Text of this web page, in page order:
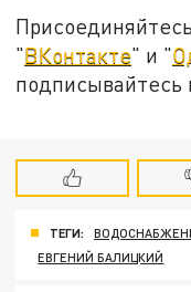
"ВКонтакте" и "
подписывайтесь
ТЕГИ:
ЕВГЕНИЙ БАЛИЦКИЙ